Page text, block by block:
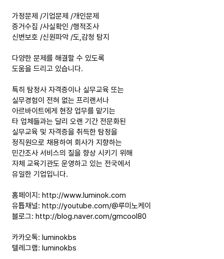
가정문제 /기업문제 /개인문제
증거수집 /사실확인 /행적조사
신변보호 /신원파악 /도,감청 탐지
다양한 문제를 해결할 수 있도록
도움을 드리고 있습니다.
특히 탐정사 자격증이나 실무교육 또는
실무경험이 전혀 없는 프리랜서나
아르바이트에게 현장 업무를 맡기는
타 업체들과는 달리 오랜 기간 전문화된
실무교육 및 자격증을 취득한 탐정을
정직원으로 채용하여 회사가 지향하는
민간조사 서비스의 질을 향상 시키기 위해
자체 교육기관도 운영하고 있는 전국에서
유일한 기업입니다.
홈페이지: http://www.luminok.com
유튭채널: http://youtube.com/@루미노케이
블로그: http://blog.naver.com/gmcool80
카카오톡: luminokbs
텔레그램: luminokbs